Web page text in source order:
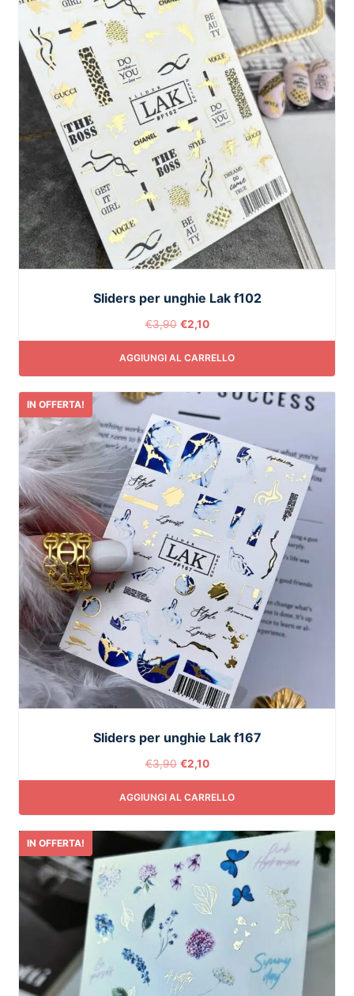
Sliders per unghie Lak f102
€3,90 €2,10
AGGIUNGI AL CARRELLO
IN OFFERTA!
Sliders per unghie Lak f167
€3,90 €2,10
AGGIUNGI AL CARRELLO
IN OFFERTA!